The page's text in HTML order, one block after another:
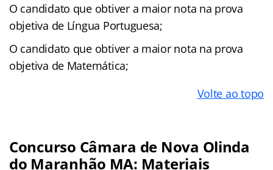
O candidato que obtiver a maior nota na prova
objetiva de Língua Portuguesa;
O candidato que obtiver a maior nota na prova
objetiva de Matemática;
Volte ao topo
Concurso Câmara de Nova Olinda
do Maranhão MA: Materiais